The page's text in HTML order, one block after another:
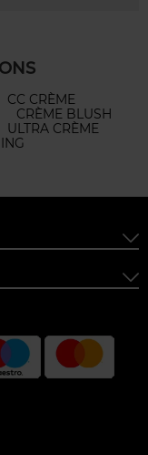
CC CRÈME
CRÈME BLUSH
ULTRA CRÈME